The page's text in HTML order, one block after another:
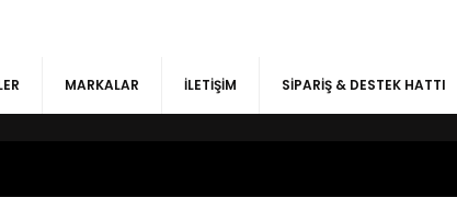
MARKALAR İLETİŞİM SİPARİŞ & DESTEK HATTI